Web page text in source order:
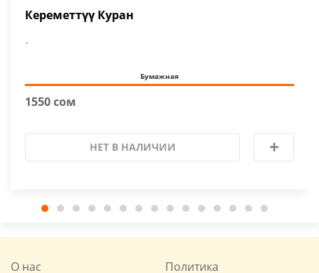
Кереметтүү Куран
-
Бумажная
1550 сом
НЕТ В НАЛИЧИИ
О нас Политика